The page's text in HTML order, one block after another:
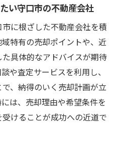
い守口市の不動産会社
に根ざした不動産会社を積
特有の売却ポイントや、近
具体的なアドバイスが期待
や査定サービスを利用し、
、納得のいく売却計画が立
は、売却理由や希望条件を
けることが成功への近道で